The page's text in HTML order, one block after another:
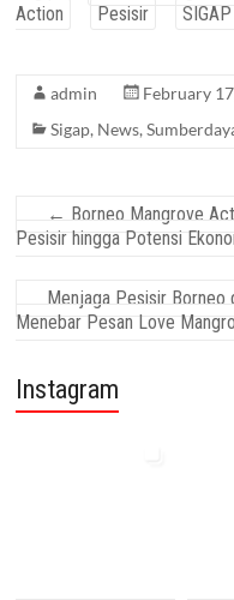
Action
Pesisir SIGAP
admin
February
Sigap, News,
← Borneo Mangrove
Pesisir hingga Potensi
Menjaga Pesisir Borneo
Menebar Pesan Love
Instagram